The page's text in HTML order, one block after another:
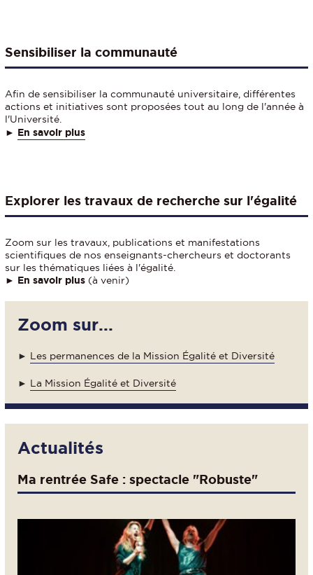
Sensibiliser la communauté
Afin de sensibiliser la communauté universitaire, différentes
actions et initiatives sont proposées tout au long de l'année à
l'Université.
► En savoir plus
Explorer les travaux de recherche sur l'égalité
Zoom sur les travaux, publications et manifestations
scientifiques de nos enseignants-chercheurs et doctorants
sur les thématiques liées à l'égalité.
► En savoir plus (à venir)
Zoom sur...
► Les permanences de la Mission Égalité et Diversité
► La Mission Égalité et Diversité
Actualités
Ma rentrée Safe : spectacle "Robuste"